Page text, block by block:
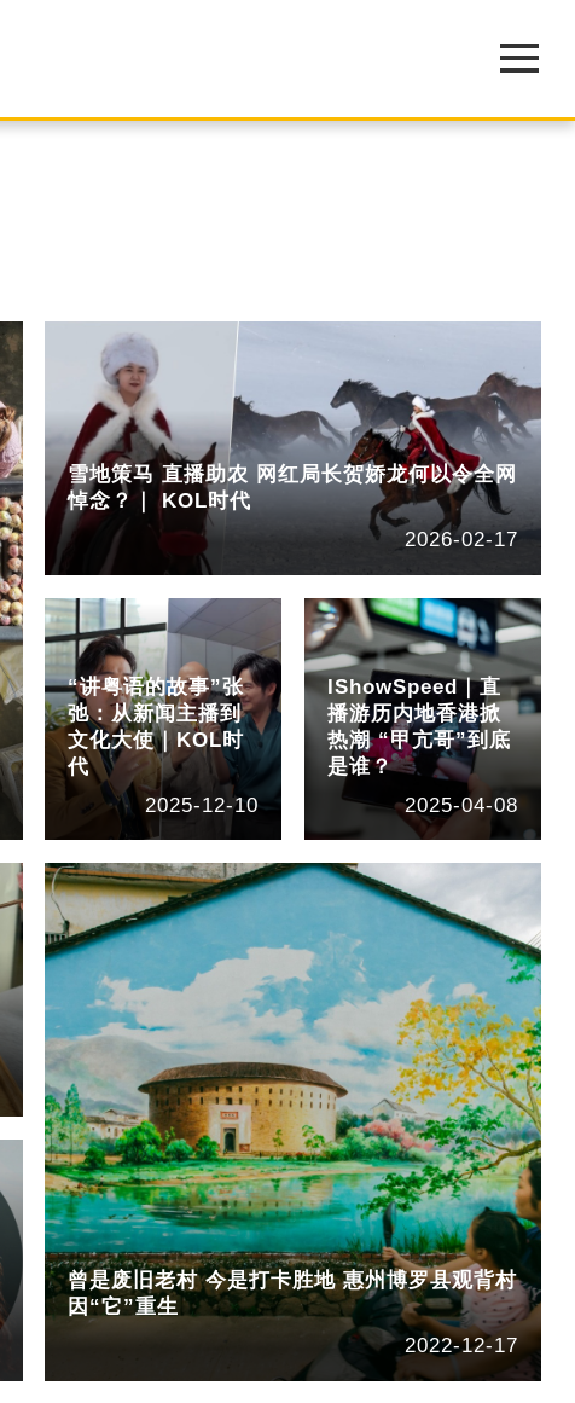
雪地策马 直播助农 网红局长贺娇龙何以令全网
悼念？｜ KOL时代
2026-02-17
“讲粤语的故事”张
弛：从新闻主播到
文化大使｜KOL时
代
2025-12-10
IShowSpeed｜直
播游历内地香港掀
热潮 “甲亢哥”到底
是谁？
2025-04-08
曾是废旧老村 今是打卡胜地 惠州博罗县观背村
因“它”重生
2022-12-17